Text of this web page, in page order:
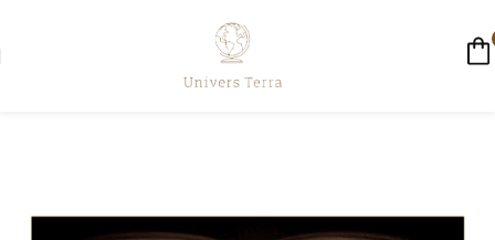
☀️ LIVRAISON GRATUITE AUJOURD'HUI ☀️